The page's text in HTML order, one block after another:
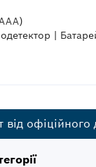
|
офіційного